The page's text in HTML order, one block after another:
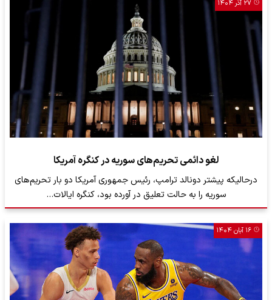
۲۷ آذر ۱۴۰۴
لغو دائمی تحریم‌های سوریه در کنگره آمریکا
درحالیکه پیشتر دونالد ترامپ، رئیس جمهوری آمریکا دو بار تحریم‌های
سوریه را به حالت تعلیق در آورده بود، کنگره ایالات…
۱۶ آبان ۱۴۰۴